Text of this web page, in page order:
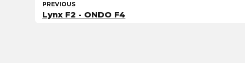
PREVIOUS
Lynx F2 - ONDO F4